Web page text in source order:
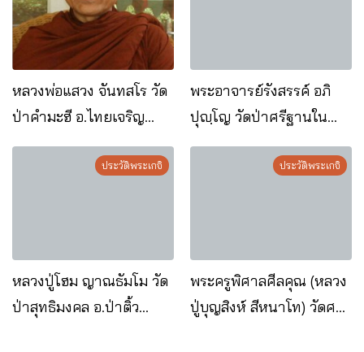
หลวงพ่อแสวง จันทสโร วัด
ป่าคำมะฮี อ.ไทยเจริญ
จ.ยโสธร
พระอาจารย์รังสรรค์ อภิ
ปุญฺโญ วัดป่าศรีฐานใน
อ.ป่าติ้ว จ.ยโสธร
ประวัติพระเกจิ
หลวงปู่โฮม ญาณธัมโม วัด
ป่าสุทธิมงคล อ.ป่าติ้ว
ประวัติพระเกจิ
พระครูพิศาลศีลคุณ (หลวง
ปู่บุญสิงห์ สีหนาโท) วัดศรี